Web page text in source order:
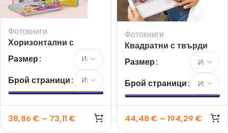
Фотокниги
Хоризонтални с
твърди страници
Размер
Брой страници
38,86 € – 73,11 €
Фотокниги
Квадратни с твърди
страници
Размер
Брой страници
44,48 € – 194,29 €